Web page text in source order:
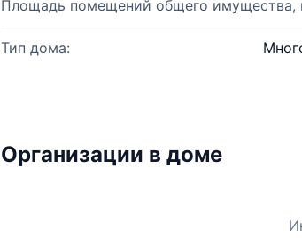
Площадь помещений общего имущества,
Тип дома:
Организации в доме